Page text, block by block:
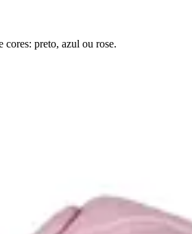
cores: preto, azul ou rose.